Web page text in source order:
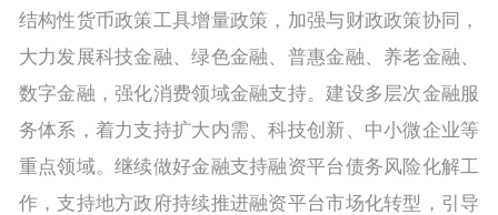
结构性货币政策工具增量政策，加强与财政政策协同，
大力发展科技金融、绿色金融、普惠金融、养老金融、
数字金融，强化消费领域金融支持。建设多层次金融服
务体系，着力支持扩大内需、科技创新、中小微企业等
重点领域。继续做好金融支持融资平台债务风险化解工
作，支持地方政府持续推进融资平台市场化转型，引导